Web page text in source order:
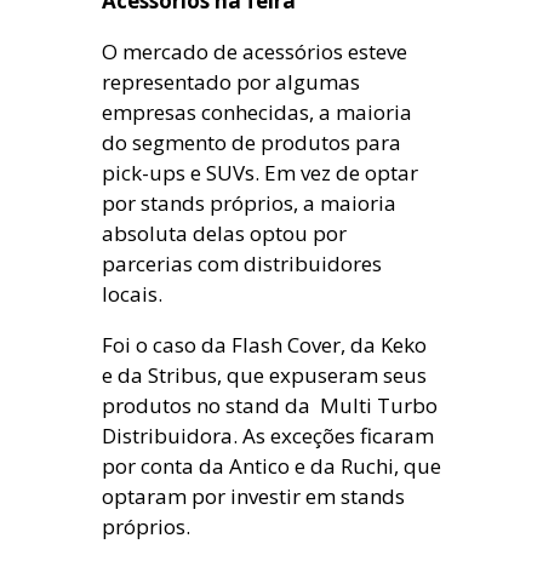
O mercado de acessórios esteve
representado por algumas
empresas conhecidas, a maioria
do segmento de produtos para
pick-ups e SUVs. Em vez de optar
por stands próprios, a maioria
absoluta delas optou por
parcerias com distribuidores
locais.
Foi o caso da Flash Cover, da Keko
e da Stribus, que expuseram seus
produtos no stand da Multi Turbo
Distribuidora. As exceções ficaram
por conta da Antico e da Ruchi, que
optaram por investir em stands
próprios.